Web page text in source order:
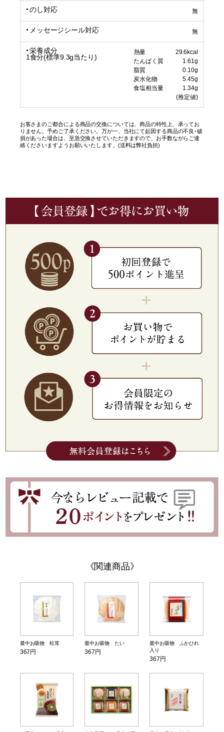
のし対応 無
メッセージシール対応 無
栄養成分
1食分(標準9.3g当たり)
熱量 29.6kcal
たんぱく質 1.61g
脂質 0.10g
炭水化物 5.45g
食塩相当量 1.34g
(推定値)
お客さまのご都合による商品の交換については、商品の特性上、承ってお
りません。予めご了承ください。万が一、当社にて起因する商品の不良･破
損があった場合は、至急交換させていただきますので、お手数ながらご連
絡くださいますようお願いいたします。(送料は弊社負担)
関連商品
最中お吸物 松茸
367円
最中お吸物 たい
367円
最中お吸物 ふかひれ
入り
367円